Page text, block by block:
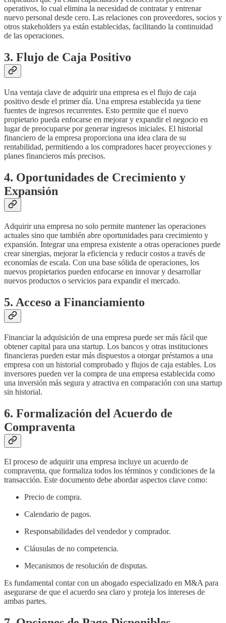
operativos, lo cual elimina la necesidad de contratar y entrenar
nuevo personal desde cero. Las relaciones con proveedores, socios y
otros stakeholders ya están establecidas, facilitando la continuidad
de las operaciones.
3. Flujo de Caja Positivo
Una ventaja clave de adquirir una empresa es el flujo de caja
positivo desde el primer día. Una empresa establecida ya tiene
fuentes de ingresos recurrentes. Esto permite que el nuevo
propietario pueda enfocarse en mejorar y expandir el negocio en
lugar de preocuparse por generar ingresos iniciales. El historial
financiero de la empresa proporciona una idea clara de su
rentabilidad, permitiendo a los compradores hacer proyecciones y
planes financieros más precisos.
4. Oportunidades de Crecimiento y
Expansión
Adquirir una empresa no solo permite mantener las operaciones
actuales sino que también abre oportunidades para crecimiento y
expansión. Integrar una empresa existente a otras operaciones puede
crear sinergias, mejorar la eficiencia y reducir costos a través de
economías de escala. Con una base sólida de operaciones, los
nuevos propietarios pueden enfocarse en innovar y desarrollar
nuevos productos o servicios para expandir el mercado.
5. Acceso a Financiamiento
Financiar la adquisición de una empresa puede ser más fácil que
obtener capital para una startup. Los bancos y otras instituciones
financieras pueden estar más dispuestos a otorgar préstamos a una
empresa con un historial comprobado y flujos de caja estables. Los
inversores pueden ver la compra de una empresa establecida como
una inversión más segura y atractiva en comparación con una startup
sin historial.
6. Formalización del Acuerdo de
Compraventa
El proceso de adquirir una empresa incluye un acuerdo de
compraventa, que formaliza todos los términos y condiciones de la
transacción. Este documento debe abordar aspectos clave como:
Precio de compra.
Calendario de pagos.
Responsabilidades del vendedor y comprador.
Cláusulas de no competencia.
Mecanismos de resolución de disputas.
Es fundamental contar con un abogado especializado en M&A para
asegurarse de que el acuerdo sea claro y proteja los intereses de
ambas partes.